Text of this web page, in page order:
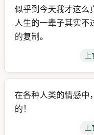
似乎到今天我才这么
人生的一辈子其实不
的复制。
在各种人类的情感中
的！